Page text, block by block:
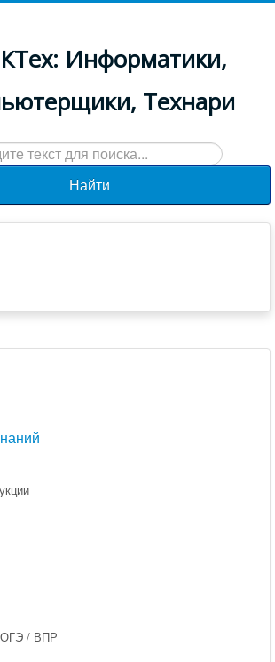
Информатики,
Технари
Найти
/ ВПР